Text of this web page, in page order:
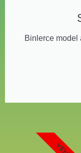
Binlerce model